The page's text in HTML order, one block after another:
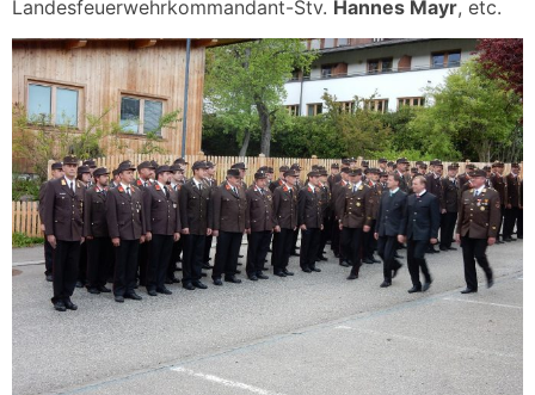
Landesfeuerwehrkommandant-Stv. Hannes Mayr, etc.